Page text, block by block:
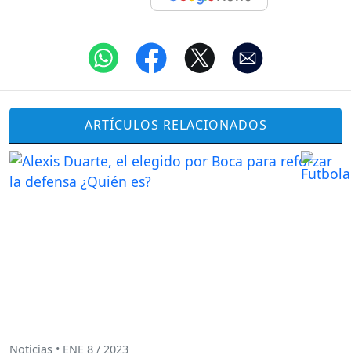
ARTÍCULOS RELACIONADOS
Noticias • ENE 8 / 2023